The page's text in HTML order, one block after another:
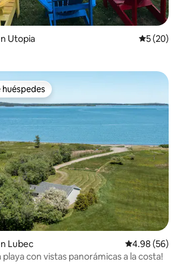
Utopia
5 (20)
preferido
Lubec Calificación
4.98 (56)
playa con vistas panorámicas a la costa!